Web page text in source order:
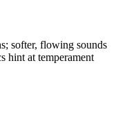
softer, flowing sounds
hint at temperament